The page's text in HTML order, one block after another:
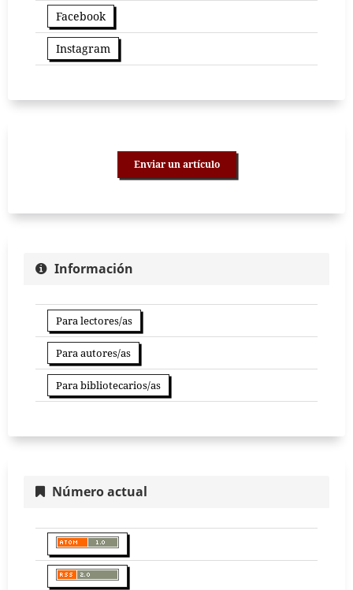
Facebook
Instagram
Enviar un artículo
Información
Para lectores/as
Para autores/as
Para bibliotecarios/as
Número actual